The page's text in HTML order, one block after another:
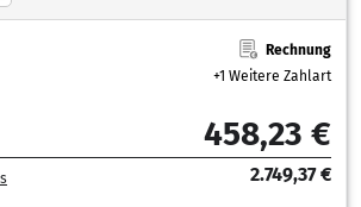
Rechnung
+1 Weitere Zahlart
458,23 €
2.749,37 €